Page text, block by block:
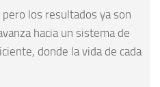
los resultados ya son
hacia un sistema de
donde la vida de cada